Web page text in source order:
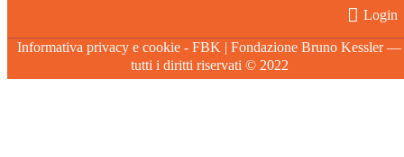
Login
Informativa privacy e cookie - FBK | Fondazione Bruno Kessler —
tutti i diritti riservati © 2022